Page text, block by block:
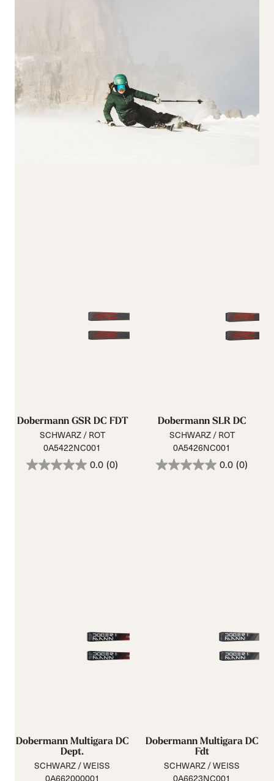
105+
Reset all Apply Filters
Dobermann GSR DC FDT
SCHWARZ / ROT
0A5422NC001
0.0 (0)
Dobermann SLR DC
SCHWARZ / ROT
0A5426NC001
0.0 (0)
Dobermann Multigara DC
Dept.
SCHWARZ / WEISS
0A662000001
Dobermann Multigara DC
Fdt
SCHWARZ / WEISS
0A6623NC001